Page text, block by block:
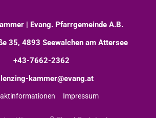
| Evang. Pfarrgemeinde A.B.
35, 4893 Seewalchen am Attersee
+43-7662-2362
kammer@evang.at
Impressum